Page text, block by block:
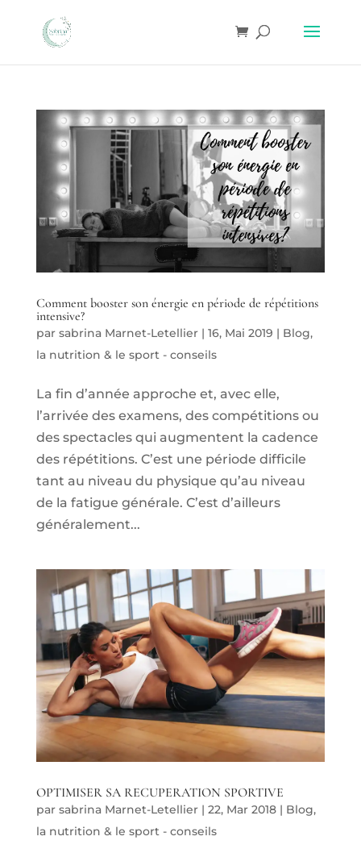
Comment booster son énergie en période de répétitions
intensive?
par sabrina Marnet-Letellier| 16, Mai 2019 | Blog,
la nutrition & le sport - conseils
La fin d’année approche et, avec elle,
l’arrivée des examens, des compétitions ou
des spectacles qui augmentent la cadence
des répétitions. C’est une période difficile
tant au niveau du physique qu’au niveau
de la fatigue générale. C’est d’ailleurs
généralement...
OPTIMISER SA RECUPERATION SPORTIVE
par sabrina Marnet-Letellier| 22, Mar 2018| Blog,
la nutrition & le sport - conseils